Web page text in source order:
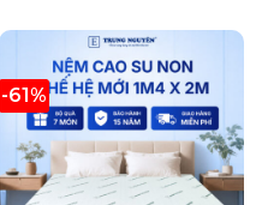
-61%